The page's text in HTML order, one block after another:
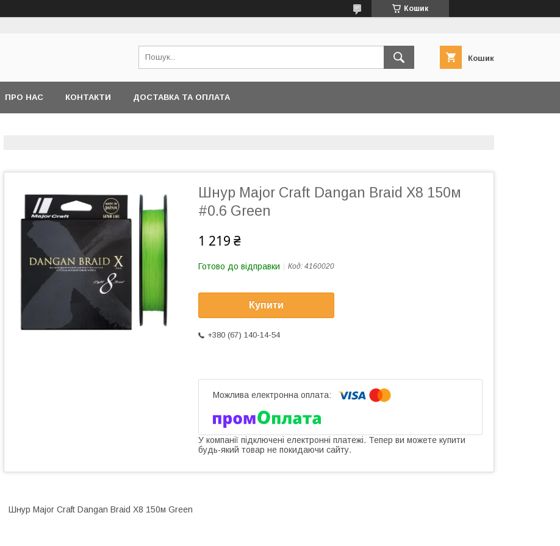
Кошик
Кошик
ПРО НАС КОНТАКТИ ДОСТАВКА ТА ОПЛАТА
Шнур Major Craft Dangan Braid X8 150м
#0.6 Green
1 219 ₴
Готово до відправки Код: 4160020
Купити
+380 (67) 140-14-54
У компанії підключені електронні платежі. Тепер ви можете купити
будь-який товар не покидаючи сайту.
Шнур Major Craft Dangan Braid X8 150м Green